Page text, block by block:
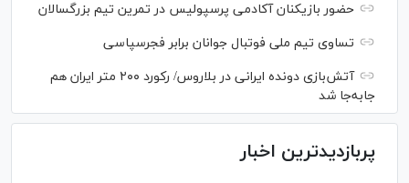
حضور بازیکنان آکادمی پرسپولیس در تمرین تیم بزرگسالان
تساوی تیم ملی فوتبال جوانان برابر فجرسپاسی
آتش‌بازی دونده ایرانی در بلاروس/ رکورد ۲۰۰ متر ایران هم
جابه‌جا شد
پربازدیدترین اخبار